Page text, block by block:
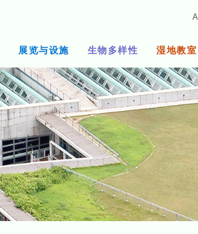
A
展览与设施 生物多样性 湿地教室